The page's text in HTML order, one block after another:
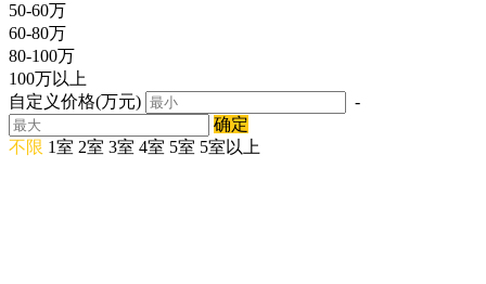
50-60万
60-80万
80-100万
100万以上
自定义价格(万元)
-
确定
不限 1室 2室 3室 4室 5室 5室以上